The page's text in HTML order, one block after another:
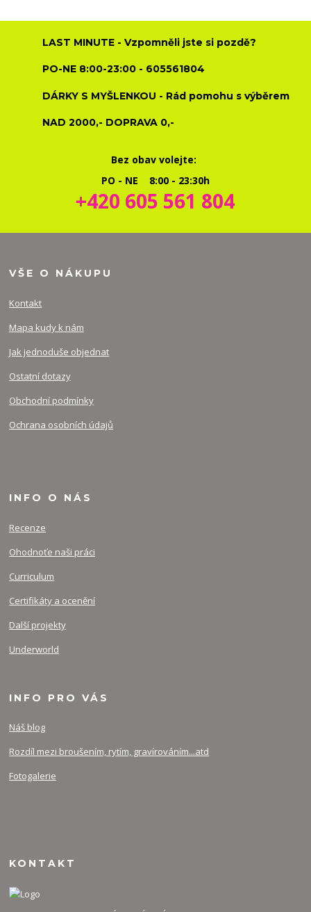
LAST MINUTE - Vzpomněli jste si pozdě?
PO-NE 8:00-23:00 - 605561804
DÁRKY S MYŠLENKOU - Rád pomohu s výběrem
NAD 2000,- DOPRAVA 0,-
Bez obav volejte:
PO - NE 8:00 - 23:30h
+420 605 561 804
VŠE O NÁKUPU
Kontakt
Mapa kudy k nám
Jak jednoduše objednat
Ostatní dotazy
Obchodní podmínky
Ochrana osobních údajů
INFO O NÁS
Recenze
Ohodnoťe naši práci
Curriculum
Certifikáty a ocenění
Další projekty
Underworld
INFO PRO VÁS
Náš blog
Rozdíl mezi broušením, rytím, gravírováním...atd
Fotogalerie
KONTAKT